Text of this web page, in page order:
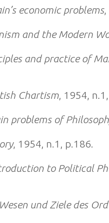
economic problems,
and the Modern
and practice of
Chartism, 1954,
problems of
, 1954, n.1, p.186.
to Political
Wesen und Ziele des